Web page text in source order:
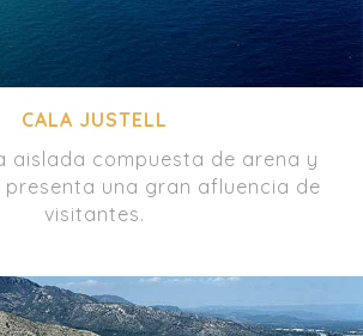
CALA JUSTELL
aislada compuesta de arena y
una gran afluencia de
visitantes.